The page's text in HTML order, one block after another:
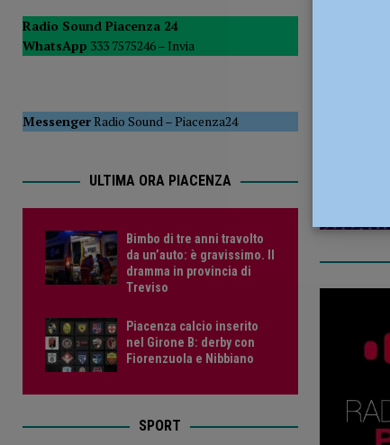
[ 6 Agosto 2026 ] Droga sulle strade, controlli a
PIACENZA
Radio Sound Piacenza 24
WhatsApp 333 7575246 – Invia
MessengerRadio Sound–Piacenza24
ULTIMA ORA PIACENZA
Bimbo di tre anni travolto
da un’auto: è gravissimo. Il
dramma in provincia di
Treviso
Piacenza calcio inserito
nel Girone B: derby con
Fiorenzuola e Nibbiano
SPORT